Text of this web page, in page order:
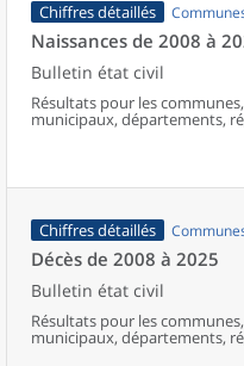
Chiffres détaillés
Naissances de 2008 à
Bulletin état civil
Résultats pour les
municipaux, départements,
d’emploi, bassins de vie,
Chiffres détaillés
Décès de 2008 à 2025
Bulletin état civil
Résultats pour les
municipaux, départements,
d’emploi, bassins de vie,